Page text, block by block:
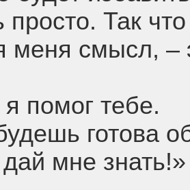
просто. Так
меня смысл, –
помог тебе.
готова
мне знать!»